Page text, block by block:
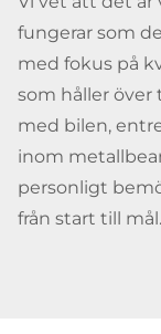
fungerar som
med fokus på
som håller över
med bilen,
inom
personligt
från start till mål.